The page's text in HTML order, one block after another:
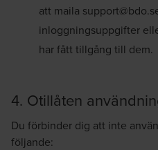
att maila
inloggningsuppgifter
har fått tillgång till dem.
4. Otillåten
Du förbinder dig att inte
följande: